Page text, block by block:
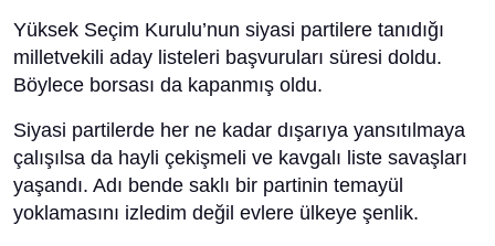
Yüksek Seçim Kurulu’nun siyasi partilere tanıdığı
milletvekili aday listeleri başvuruları süresi doldu.
Böylece borsası da kapanmış oldu.
Siyasi partilerde her ne kadar dışarıya yansıtılmaya
çalışılsa da hayli çekişmeli ve kavgalı liste savaşları
yaşandı. Adı bende saklı bir partinin temayül
yoklamasını izledim değil evlere ülkeye şenlik.